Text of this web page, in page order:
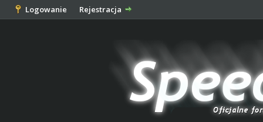
Logowanie Rejestracja